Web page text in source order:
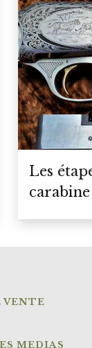
Les
carabine
VENTE
MEDIAS